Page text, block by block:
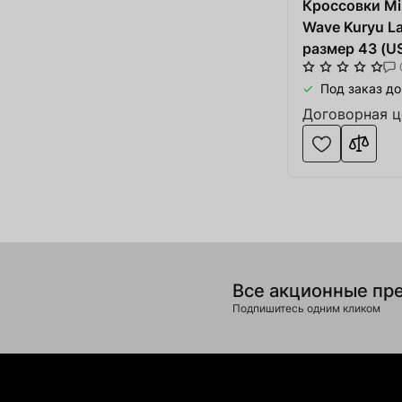
Кроссовки
Wave Kuryu
размер 43
чёрные/
резина
Под заказ до
Договорная
Все акционные
Подпишитесь одним кликом
В корзине0
Оформить